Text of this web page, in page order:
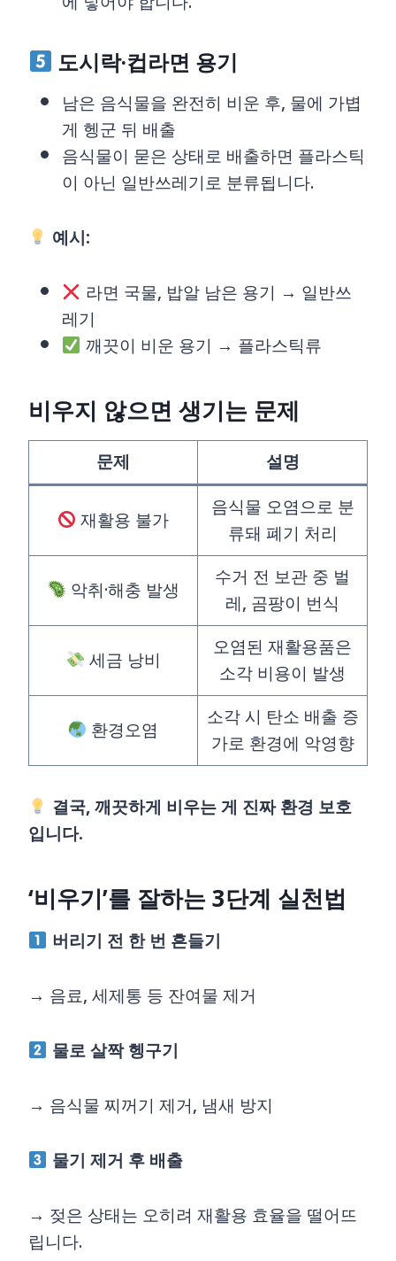
도시락·컵라면 용기
남은 음식물을 완전히 비운 후, 물에 가볍
게 헹군 뒤 배출
음식물이 묻은 상태로 배출하면 플라스틱
이 아닌 일반쓰레기로 분류됩니다.
예시:
라면 국물, 밥알 남은 용기 → 일반쓰
레기
깨끗이 비운 용기 → 플라스틱류
비우지 않으면 생기는 문제
문제
설명
재활용 불가
음식물 오염으로 분
류돼 폐기 처리
악취·해충 발생
수거 전 보관 중 벌
레, 곰팡이 번식
세금 낭비
오염된 재활용품은
소각 비용이 발생
환경오염
소각 시 탄소 배출 증
가로 환경에 악영향
결국, 깨끗하게 비우는 게 진짜 환경 보호
입니다.
‘비우기’를 잘하는 3단계 실천법
버리기 전 한 번 흔들기
→ 음료, 세제통 등 잔여물 제거
물로 살짝 헹구기
→ 음식물 찌꺼기 제거, 냄새 방지
물기 제거 후 배출
→ 젖은 상태는 오히려 재활용 효율을 떨어뜨
립니다.